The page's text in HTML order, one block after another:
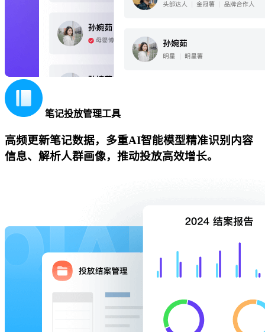
笔记投放管理工具
高频更新笔记数据，多重AI智能模型精准识别内容
信息、解析人群画像，推动投放高效增长。